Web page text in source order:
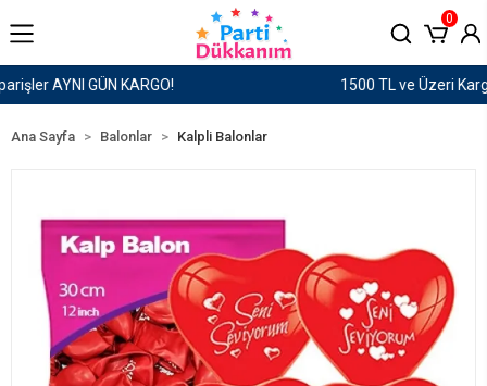
1500 TL ve Üzeri Kargo Ücretsiz!
0
Ana Sayfa Balonlar Kalpli Balonlar